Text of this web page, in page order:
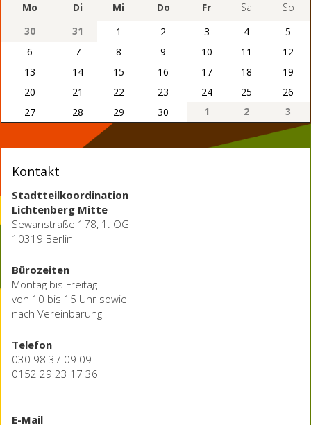
Mo Di Mi Do Fr Sa
So
30
31 1 2 3 4
5
6
7 8 9 10 11
12
13
14 15 16 17 18
19
20
21 22 23 24 25
26
27
28 29 30 1 2 3
Kontakt
Stadtteilkoordination
Lichtenberg Mitte
Sewanstraße 178, 1. OG
10319 Berlin
Bürozeiten
Montag bis Freitag
von 10 bis 15 Uhr sowie
nach Vereinbarung
Telefon
030 98 37 09 09
0152 29 23 17 36
E-Mail